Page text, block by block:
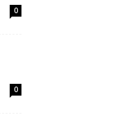
0
0